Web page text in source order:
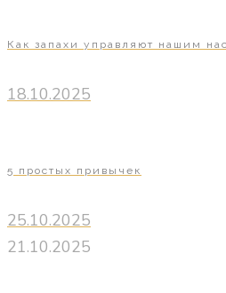
Как запахи управляют нашим
18.10.2025
5 простых привычек
25.10.2025
21.10.2025